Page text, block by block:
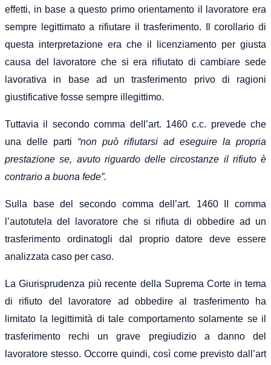
effetti, in base a questo primo orientamento il lavoratore era
sempre legittimato a rifiutare il trasferimento.
Il corollario di
questa interpretazione era che il licenziamento per giusta
causa del lavoratore che si era rifiutato di cambiare sede
lavorativa in base ad un trasferimento privo di ragioni
giustificative fosse sempre illegittimo.
Tuttavia il secondo comma dell’art. 1460 c.c. prevede che
una delle parti “non può rifiutarsi ad eseguire la propria
prestazione se, avuto riguardo delle circostanze il rifiuto è
contrario a buona fede”.
Sulla base del secondo comma dell’art. 1460 II comma
l’autotutela del lavoratore che si rifiuta di obbedire ad un
trasferimento ordinatogli dal proprio datore deve essere
analizzata caso per caso.
La Giurisprudenza più recente della Suprema Corte in tema
di rifiuto del lavoratore ad obbedire al trasferimento ha
limitato la legittimità di tale comportamento solamente se il
trasferimento rechi un grave pregiudizio a danno del
lavoratore stesso. Occorre quindi, così come previsto dall’art